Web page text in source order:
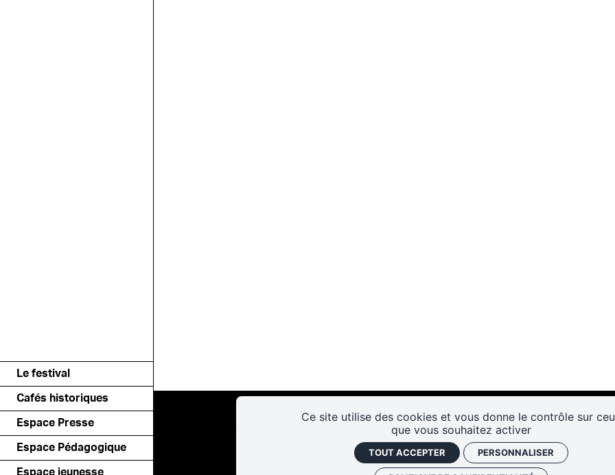
Ce site utilise des cookies et vous donne le contrôle sur
que vous souhaitez activer
TOUT ACCEPTER PERSONNALISER
Le festival
Cafés historiques
Espace Presse
Espace Pédagogique
Espace jeunesse